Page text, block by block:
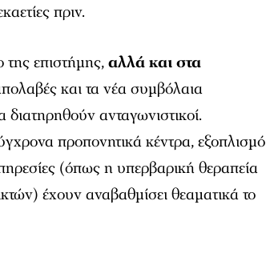
πριν.
της επιστήμης,αλλά και στα
και τα νέα συμβόλαια
ανταγωνιστικοί.
προπονητικά κέντρα, εξοπλισμό
(όπως η υπερβαρική θεραπεία
έχουν αναβαθμίσει θεαματικά το